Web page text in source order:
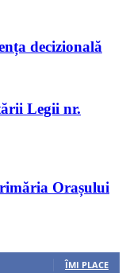
decizională
Legii nr.
Orașului
ÎMI PLACE